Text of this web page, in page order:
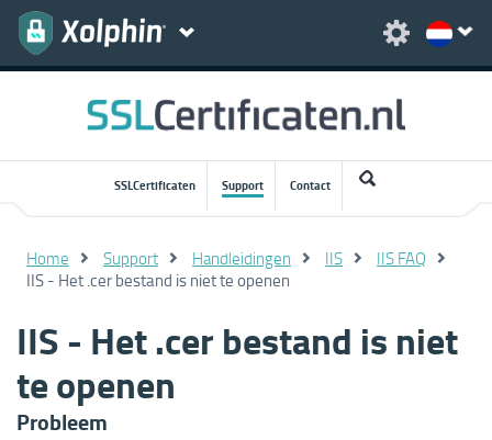
SSLCertificaten Support Contact
Home Support Handleidingen IIS IIS FAQ
IIS - Het .cer bestand is niet te openen
IIS - Het .cer bestand is niet
te openen
Probleem